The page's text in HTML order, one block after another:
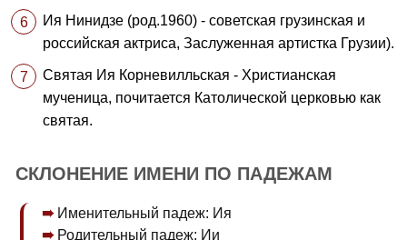
Ия Нинидзе (род.1960) - советская грузинская и
российская актриса, Заслуженная артистка Грузии).
Святая Ия Корневилльская - Христианская
мученица, почитается Католической церковью как
святая.
СКЛОНЕНИЕ ИМЕНИ ПО ПАДЕЖАМ
Именительный падеж: Ия
Родительный падеж: Ии